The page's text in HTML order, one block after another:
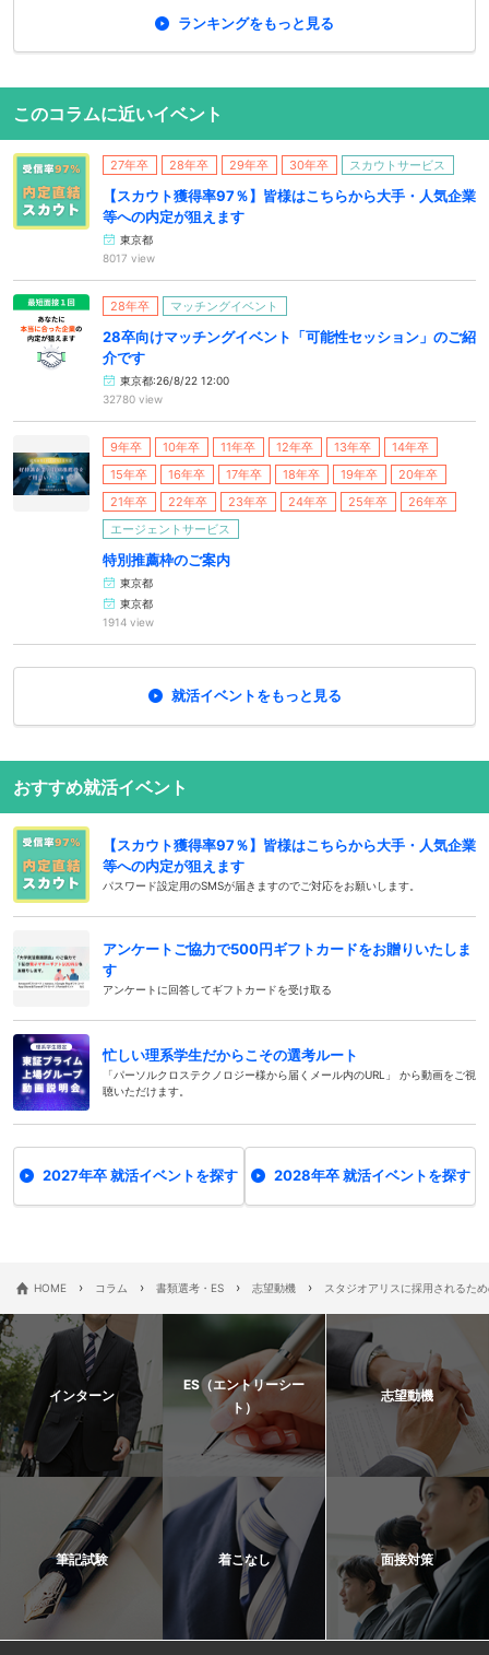
ランキングをもっと見る
このコラムに近いイベント
27年卒 28年卒 29年卒 30年卒 スカウトサービス
【スカウト獲得率97％】皆様はこちらから大手・人気企業
等への内定が狙えます
東京都
8017 view
28年卒 マッチングイベント
28卒向けマッチングイベント「可能性セッション」のご紹
介です
東京都:26/8/22 12:00
32780 view
9年卒 10年卒 11年卒 12年卒 13年卒
14年卒
15年卒
16年卒 17年卒 18年卒 19年卒
20年卒
21年卒
22年卒 23年卒 24年卒 25年卒
26年卒
エージェントサービス
特別推薦枠のご案内
東京都
東京都
1914 view
就活イベントをもっと見る
おすすめ就活イベント
【スカウト獲得率97％】皆様はこちらから大手・人気企業
等への内定が狙えます
パスワード設定用のSMSが届きますのでご対応をお願いします。
アンケートご協力で500円ギフトカードをお贈りいたしま
す
アンケートに回答してギフトカードを受け取る
忙しい理系学生だからこその選考ルート
「パーソルクロステクノロジー様から届くメール内のURL」 から動画をご視
聴いただけます。
2027年卒 就活イベントを探す 2028年卒 就活イベントを探す
HOME › コラム › 書類選考・ES › 志望動機 › スタジオアリスに採用されるた
インターン
ES（エントリーシー
ト）
志望動機
筆記試験 着こなし 面接対策